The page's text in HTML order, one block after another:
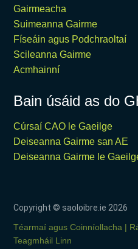
Gairmeacha
Suimeanna Gairme
Físeáin agus Podchraoltaí
Scileanna Gairme
Acmhainní
Bain úsáid as do
Cúrsaí CAO le Gaeilge
Deiseanna Gairme san AE
Deiseanna Gairme le
Copyright © saoloibre.ie2026
Téarmaí agus Coinníollacha
Teagmháil Linn